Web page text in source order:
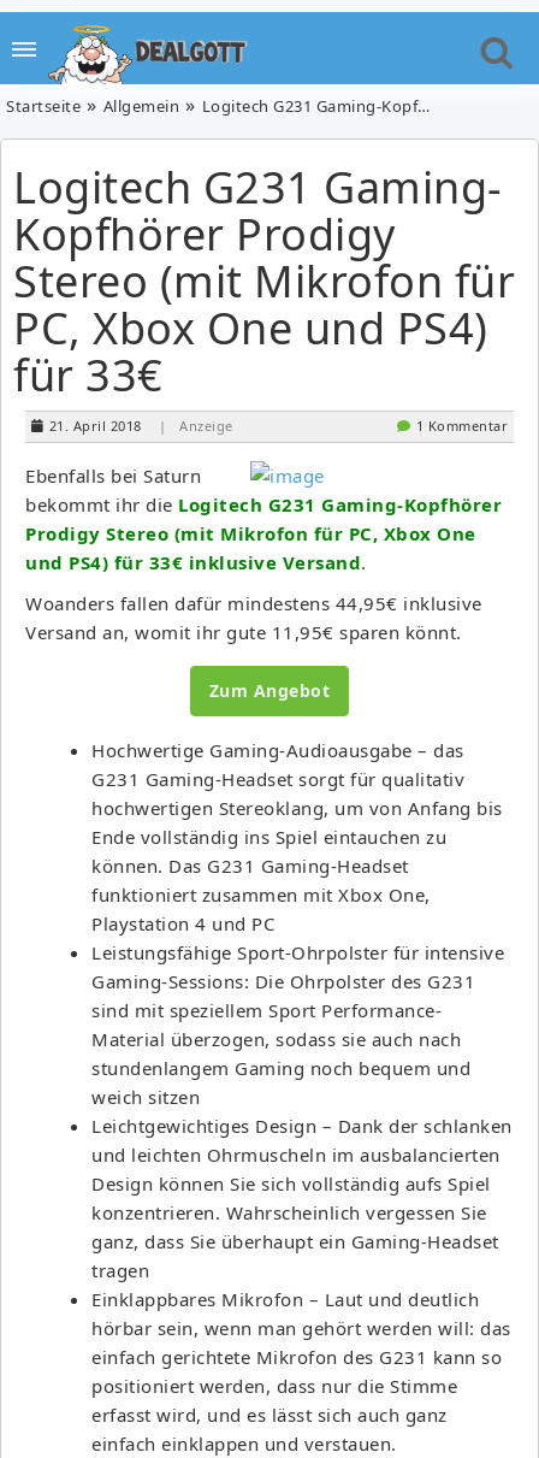
Startseite Allgemein Logitech G231 Gaming-Kopfhörer Prodigy Stereo (mit Mikrofon für PC, Xbox One und PS4) für 33€
Logitech G231 Gaming-
Kopfhörer Prodigy
Stereo (mit Mikrofon für
PC, Xbox One und PS4)
für 33€
21. April 2018 | Anzeige 1 Kommentar
Ebenfalls bei Saturn
bekommt ihr die Logitech G231 Gaming-Kopfhörer
Prodigy Stereo (mit Mikrofon für PC, Xbox One
und PS4) für 33€ inklusive Versand.
Woanders fallen dafür mindestens 44,95€ inklusive
Versand an, womit ihr gute 11,95€ sparen könnt.
Zum Angebot
Hochwertige Gaming-Audioausgabe – das
G231 Gaming-Headset sorgt für qualitativ
hochwertigen Stereoklang, um von Anfang bis
Ende vollständig ins Spiel eintauchen zu
können. Das G231 Gaming-Headset
funktioniert zusammen mit Xbox One,
Playstation 4 und PC
Leistungsfähige Sport-Ohrpolster für intensive
Gaming-Sessions: Die Ohrpolster des G231
sind mit speziellem Sport Performance-
Material überzogen, sodass sie auch nach
stundenlangem Gaming noch bequem und
weich sitzen
Leichtgewichtiges Design – Dank der schlanken
und leichten Ohrmuscheln im ausbalancierten
Design können Sie sich vollständig aufs Spiel
konzentrieren. Wahrscheinlich vergessen Sie
ganz, dass Sie überhaupt ein Gaming-Headset
tragen
Einklappbares Mikrofon – Laut und deutlich
hörbar sein, wenn man gehört werden will: das
einfach gerichtete Mikrofon des G231 kann so
positioniert werden, dass nur die Stimme
erfasst wird, und es lässt sich auch ganz
einfach einklappen und verstauen.